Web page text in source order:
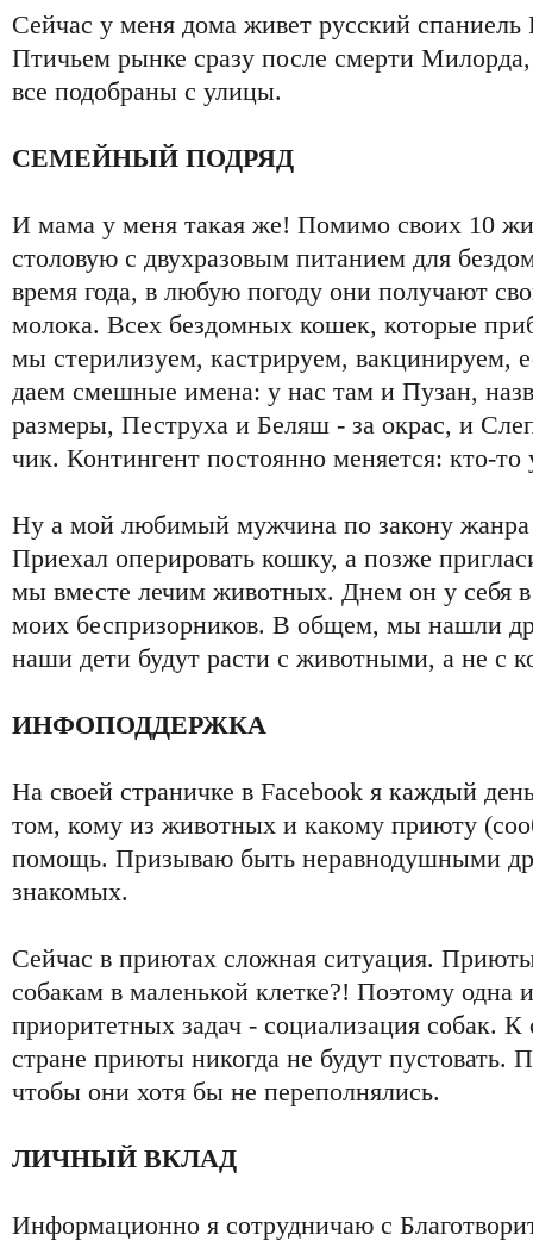
Сейчас у меня дома живет русский
Птичьем рынке сразу после смерти Милорда,
все подобраны с улицы.
СЕМЕЙНЫЙ ПОДРЯД
И мама у меня такая же! Помимо своих 10
столовую с двухразовым питанием для
время года, в любую погоду они получают
молока. Всех бездомных кошек, которые
мы стерилизуем, кастрируем, вакцинируем,
даем смешные имена: у нас там и Пузан,
размеры, Пеструха и Беляш - за окрас, и
чик. Контингент постоянно меняется: кто-то
Ну а мой любимый мужчина по закону жанра
Приехал оперировать кошку, а позже
мы вместе лечим животных. Днем он у себя
моих беспризорников. В общем, мы нашли
наши дети будут расти с животными, а не с
ИНФОПОДДЕРЖКА
На своей страничке в Facebook я каждый
том, кому из животных и какому приюту
помощь. Призываю быть неравнодушными
знакомых.
Сейчас в приютах сложная ситуация.
собакам в маленькой клетке?! Поэтому одна
приоритетных задач - социализация собак.
стране приюты никогда не будут пустовать.
чтобы они хотя бы не переполнялись.
ЛИЧНЫЙ ВКЛАД
Информационно я сотрудничаю с